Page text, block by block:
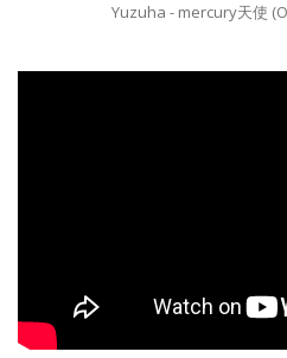
Yuzuha - mercury天使